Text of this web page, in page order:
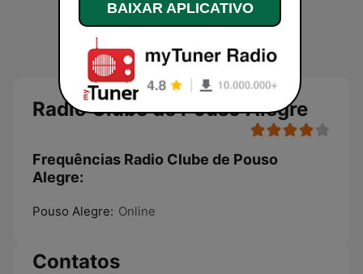
Radio Clube de Pouso Alegre
Frequências Radio Clube de Pouso
Alegre:
Pouso Alegre: Online
Contatos
BAIXAR APLICATIVO